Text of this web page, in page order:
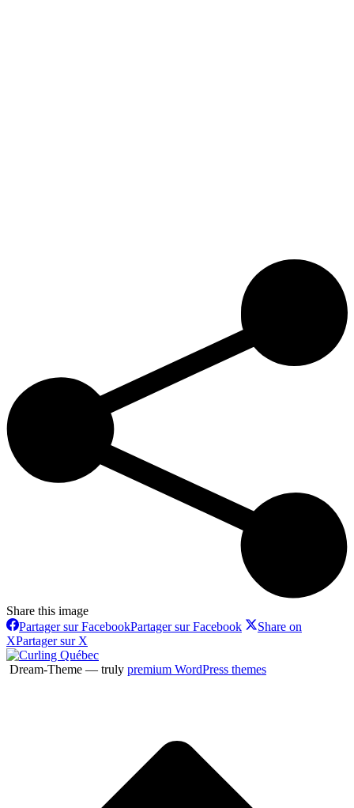
Share this image
Partager sur FacebookPartager sur Facebook
Share on
XPartager sur X
Dream-Theme — truly premium WordPress themes